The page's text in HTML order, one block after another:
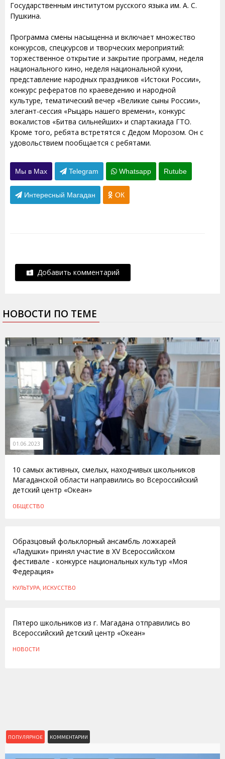
Государственным институтом русского языка им. А. С.
Пушкина.
Программа смены насыщенна и включает множество
конкурсов, спецкурсов и творческих мероприятий:
торжественное открытие и закрытие программ, неделя
национального кино, неделя национальной кухни,
представление народных праздников «Истоки России»,
конкурс рефератов по краеведению и народной
культуре, тематический вечер «Великие сыны России»,
элегант-сессия «Рыцарь нашего времени», конкурс
вокалистов «Битва сильнейших» и спартакиада ГТО.
Кроме того, ребята встретятся с Дедом Морозом. Он с
удовольствием пообщается с ребятами.
Мы в Max Telegram Whatsapp Rutube
Интересный Магадан ОК
Добавить комментарий
НОВОСТИ ПО ТЕМЕ
01.06.2023
10 самых активных, смелых, находчивых школьников
Магаданской области направились во Всероссийский
детский центр «Океан»
ОБЩЕСТВО
Образцовый фольклорный ансамбль ложкарей
«Ладушки» принял участие в XV Всероссийском
фестивале - конкурсе национальных культур «Моя
Федерация»
КУЛЬТУРА, ИСКУССТВО
Пятеро школьников из г. Магадана отправились во
Всероссийский детский центр «Океан»
НОВОСТИ
ПОПУЛЯРНОЕ КОММЕНТАРИИ